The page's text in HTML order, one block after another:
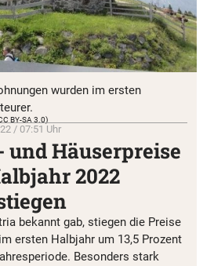
wurden im ersten
BY-SA 3.0)
/ 07:51 Uhr
und Häuserpreise
2022
bekannt gab, stiegen die Preise
ersten Halbjahr um 13,5 Prozent
Besonders stark